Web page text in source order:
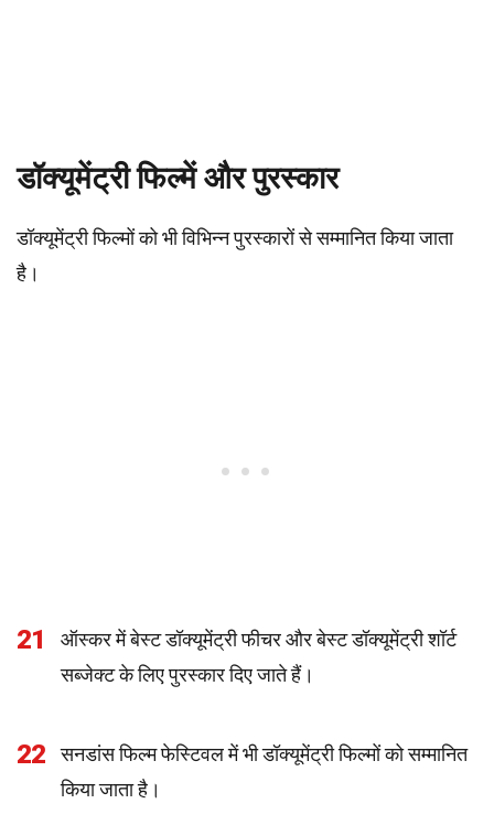
डॉक्यूमेंट्री फिल्में और पुरस्कार
डॉक्यूमेंट्री फिल्मों को भी विभिन्न पुरस्कारों से सम्मानित किया जाता
है।
21
ऑस्कर में बेस्ट डॉक्यूमेंट्री फीचर और बेस्ट डॉक्यूमेंट्री शॉर्ट
सब्जेक्ट के लिए पुरस्कार दिए जाते हैं।
22
सनडांस फिल्म फेस्टिवल में भी डॉक्यूमेंट्री फिल्मों को सम्मानित
किया जाता है।